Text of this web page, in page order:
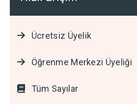
Ücretsiz Üyelik
Öğrenme Merkezi Üyeliği
Tüm Sayılar